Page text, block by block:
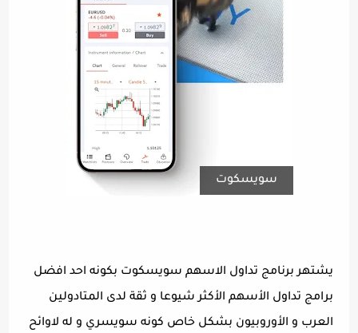
سويسكوت
يشتهر برنامج تداول الاسهم سويسكوت بكونه احد افضل
برامج تداول الأسهم الأكثر شيوعا و ثقة لدى المتادولين
العرب و الأوروبيون بشكل خاص كونه سويسري و له لاوائح